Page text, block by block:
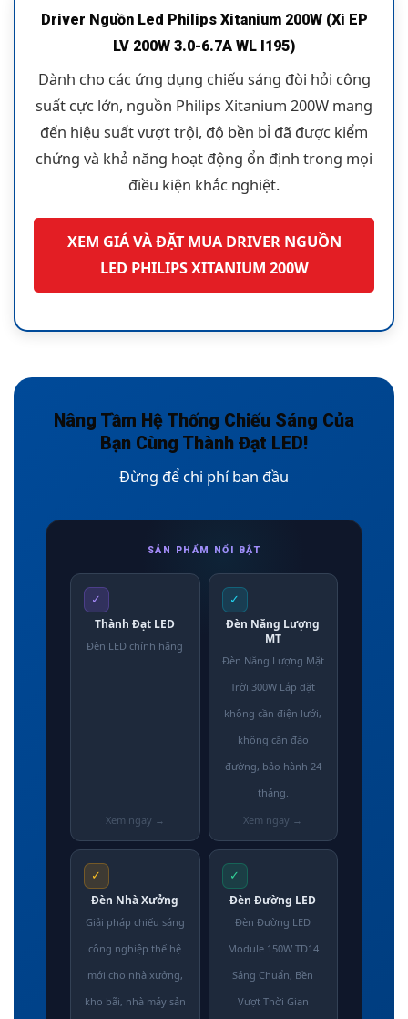
Driver Nguồn Led Philips Xitanium 200W (Xi EP
LV 200W 3.0-6.7A WL I195)
Dành cho các ứng dụng chiếu sáng đòi hỏi công
suất cực lớn, nguồn Philips Xitanium 200W mang
đến hiệu suất vượt trội, độ bền bỉ đã được kiểm
chứng và khả năng hoạt động ổn định trong mọi
điều kiện khắc nghiệt.
XEM GIÁ VÀ ĐẶT MUA DRIVER NGUỒN
LED PHILIPS XITANIUM 200W
Nâng Tầm Hệ Thống Chiếu Sáng Của
Bạn Cùng Thành Đạt LED!
Đừng để chi phí ban đầu
SẢN PHẨM NỔI BẬT
✓
Thành Đạt LED
Đèn LED chính hãng
✓
Đèn Năng Lượng
MT
Đèn Năng Lượng Mặt
Trời 300W Lắp đặt
không cần điện lưới,
không cần đào
đường, bảo hành 24
tháng.
✓
Đèn Nhà Xưởng
Giải pháp chiếu sáng
công nghiệp thế hệ
mới cho nhà xưởng,
kho bãi, nhà máy sản
✓
Đèn Đường LED
Đèn Đường LED
Module 150W TD14
Sáng Chuẩn, Bền
Vượt Thời Gian